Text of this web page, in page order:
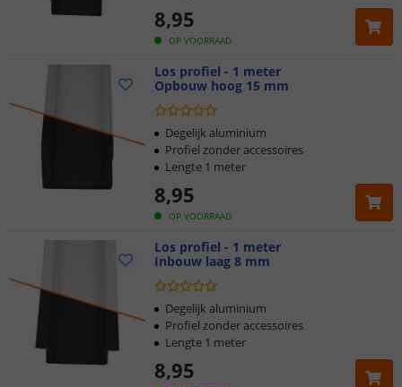
OP VOORRAAD
8,95
Los profiel - 1 meter
Opbouw hoog 15 mm
OP VOORRAAD
8,95
Degelijk aluminium
Profiel zonder accessoires
Lengte 1 meter
Los profiel - 1 meter
Inbouw laag 8 mm
8,95
Degelijk aluminium
Profiel zonder accessoires
Lengte 1 meter